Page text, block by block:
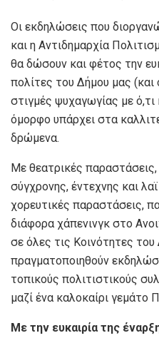
Οι εκδηλώσεις που
και η Αντιδημαρχία
θα δώσουν και φέτος την
πολίτες του Δήμου μας
στιγμές ψυχαγωγίας με
όμορφο υπάρχει στα
δρώμενα.
Με θεατρικές παραστάσεις,
σύγχρονης, έντεχνης και
χορευτικές παραστάσεις,
διάφορα χάπενινγκ στο
σε όλες τις Κοινότητες
πραγματοποιηθούν
τοπικούς πολιτιστικούς
μαζί ένα καλοκαίρι γεμάτο
Με την ευκαιρία της